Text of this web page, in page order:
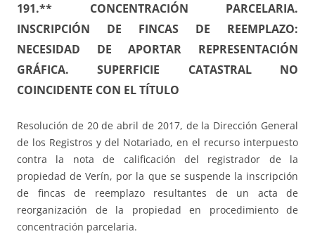
191.** CONCENTRACIÓN PARCELARIA.
INSCRIPCIÓN DE FINCAS DE REEMPLAZO:
NECESIDAD DE APORTAR REPRESENTACIÓN
GRÁFICA. SUPERFICIE CATASTRAL NO
COINCIDENTE CON EL TÍTULO
Resolución de 20 de abril de 2017, de la Dirección General
de los Registros y del Notariado, en el recurso interpuesto
contra la nota de calificación del registrador de la
propiedad de Verín, por la que se suspende la inscripción
de fincas de reemplazo resultantes de un acta de
reorganización de la propiedad en procedimiento de
concentración parcelaria.